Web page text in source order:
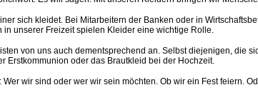
sich kleidet. Bei Mitarbeitern der Banken oder in
in unserer Freizeit spielen Kleider eine wichtige Rolle.
von uns auch dementsprechend an. Selbst diejenigen, die
Erstkommunion oder das Brautkleid bei der Hochzeit.
wir sind oder wer wir sein möchten. Ob wir ein Fest feiern.